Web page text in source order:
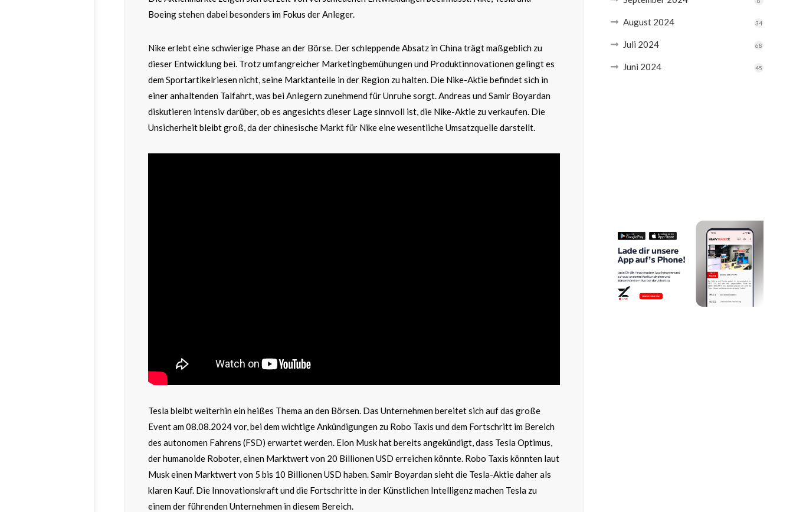
Boeing stehen dabei besonders im Fokus der Anleger.
Nike erlebt eine schwierige Phase an der Börse. Der schleppende Absatz in China trägt maßgeblich zu
dieser Entwicklung bei. Trotz umfangreicher Marketingbemühungen und Produktinnovationen gelingt es
dem Sportartikelriesen nicht, seine Marktanteile in der Region zu halten. Die Nike-Aktie befindet sich in
einer anhaltenden Talfahrt, was bei Anlegern zunehmend für Unruhe sorgt. Andreas und Samir Boyardan
diskutieren intensiv darüber, ob es angesichts dieser Lage sinnvoll ist, die Nike-Aktie zu verkaufen. Die
Unsicherheit bleibt groß, da der chinesische Markt für Nike eine wesentliche Umsatzquelle darstellt.
Tesla bleibt weiterhin ein heißes Thema an den Börsen. Das Unternehmen bereitet sich auf das große
Event am 08.08.2024 vor, bei dem wichtige Ankündigungen zu Robo Taxis und dem Fortschritt im Bereich
des autonomen Fahrens (FSD) erwartet werden. Elon Musk hat bereits angekündigt, dass Tesla Optimus,
der humanoide Roboter, einen Marktwert von 20 Billionen USD erreichen könnte. Robo Taxis könnten laut
Musk einen Marktwert von 5 bis 10 Billionen USD haben. Samir Boyardan sieht die Tesla-Aktie daher als
klaren Kauf. Die Innovationskraft und die Fortschritte in der Künstlichen Intelligenz machen Tesla zu
einem der führenden Unternehmen in diesem Bereich.
August 2024 34
Juli 2024 68
Juni 2024 45